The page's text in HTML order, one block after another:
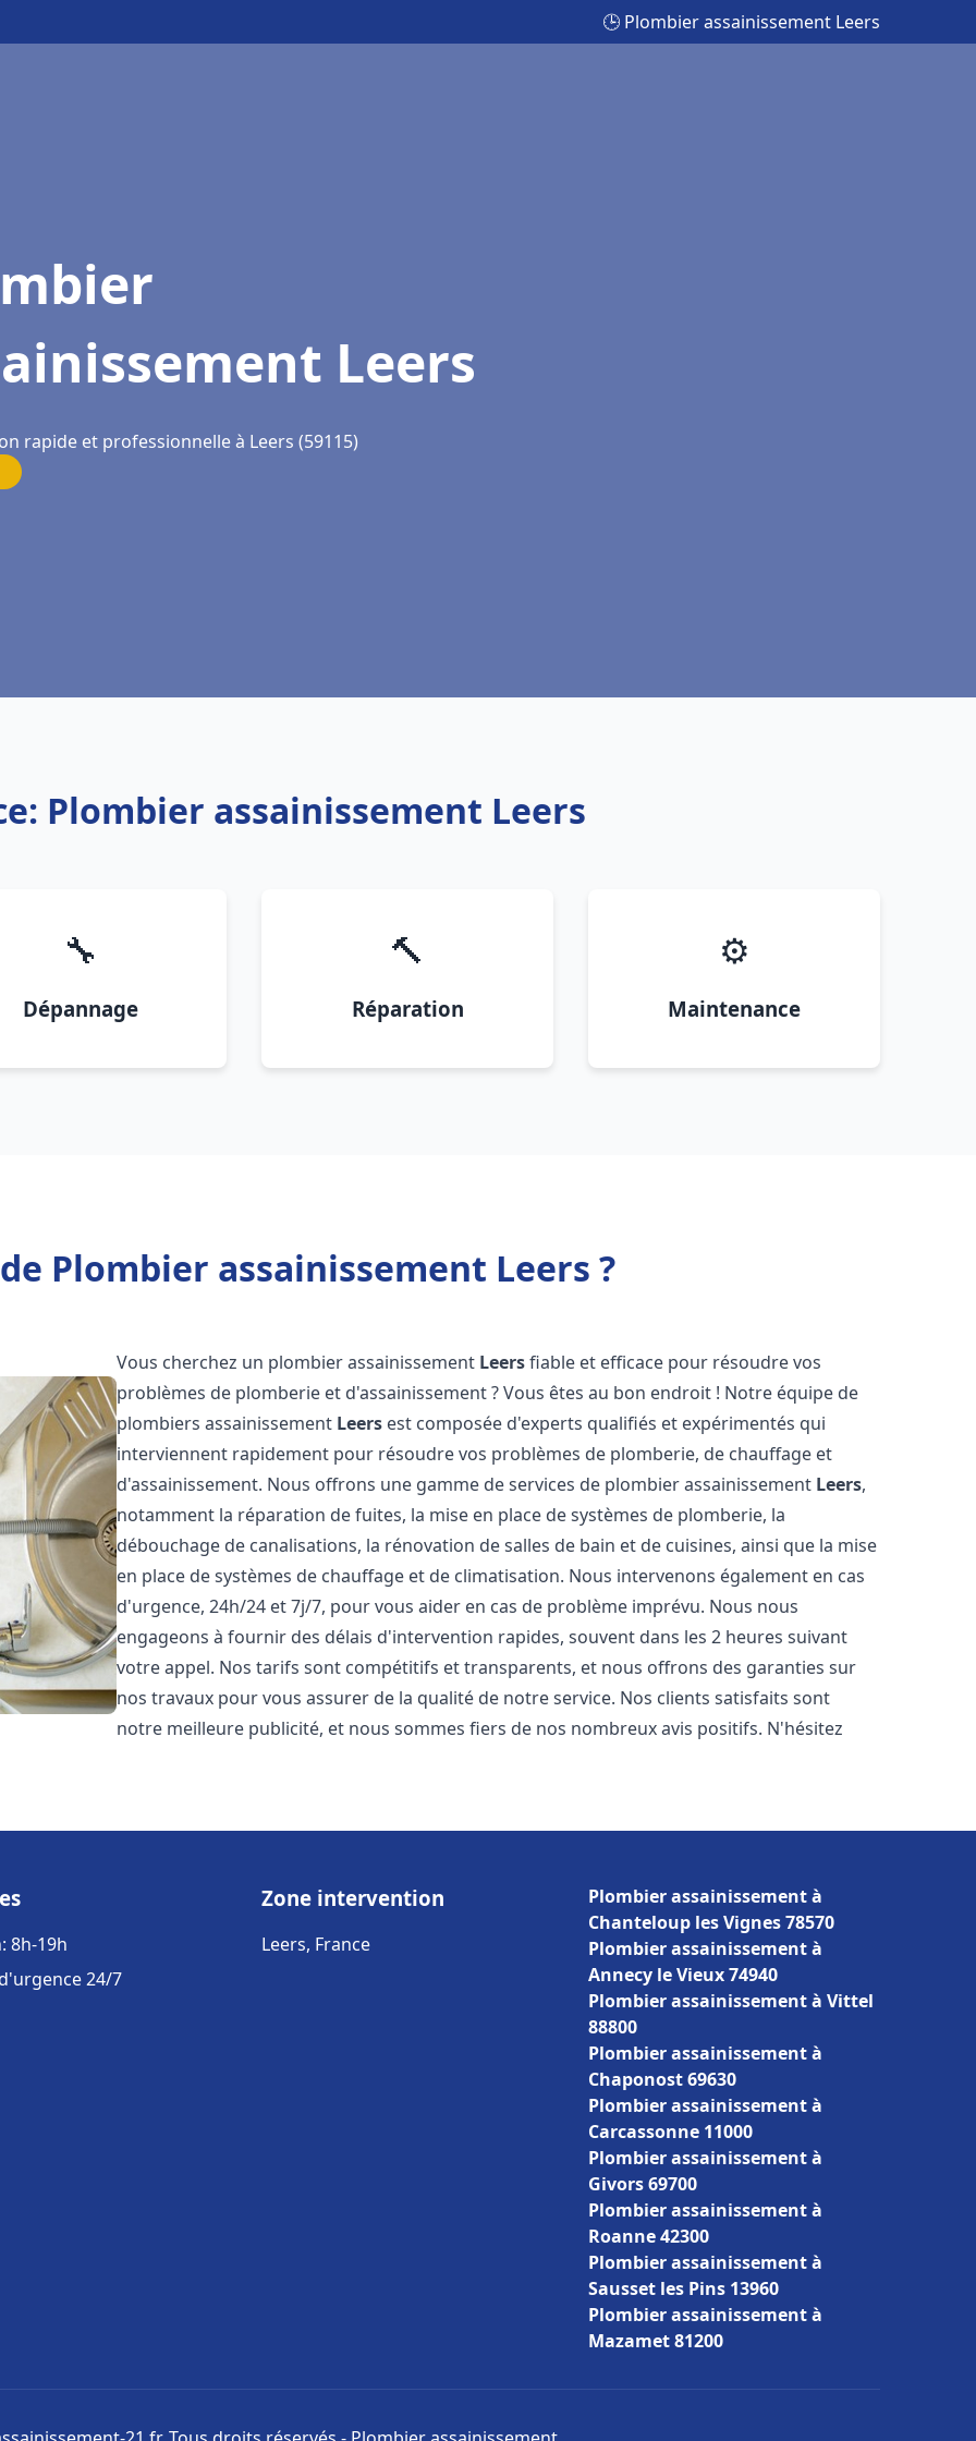
🕒 Plombier assainissement Leers
Leers
rapide et professionnelle à Leers (59115)
Plombier assainissement Leers
🔧
Dépannage
🔨
Réparation
⚙️
Maintenance
Plombier assainissement Leers ?
Vous cherchez un plombier assainissement Leersfiable et efficace pour résoudre vos
problèmes de plomberie et d'assainissement ? Vous êtes au bon endroit ! Notre équipe de
plombiers assainissement Leers est composée d'experts qualifiés et expérimentés qui
interviennent rapidement pour résoudre vos problèmes de plomberie, de chauffage et
d'assainissement. Nous offrons une gamme de services de plombier assainissement Leers,
notamment la réparation de fuites, la mise en place de systèmes de plomberie, la
débouchage de canalisations, la rénovation de salles de bain et de cuisines, ainsi que la mise
en place de systèmes de chauffage et de climatisation. Nous intervenons également en cas
d'urgence, 24h/24 et 7j/7, pour vous aider en cas de problème imprévu. Nous nous
engageons à fournir des délais d'intervention rapides, souvent dans les 2 heures suivant
votre appel. Nos tarifs sont compétitifs et transparents, et nous offrons des garanties sur
nos travaux pour vous assurer de la qualité de notre service. Nos clients satisfaits sont
notre meilleure publicité, et nous sommes fiers de nos nombreux avis positifs. N'hésitez
8h-19h
24/7
Zone intervention
Leers, France
Plombier assainissement à
Chanteloup les Vignes 78570
Plombier assainissement à
Annecy le Vieux 74940
Plombier assainissement à Vittel
88800
Plombier assainissement à
Chaponost 69630
Plombier assainissement à
Carcassonne 11000
Plombier assainissement à
Givors 69700
Plombier assainissement à
Roanne 42300
Plombier assainissement à
Sausset les Pins 13960
Plombier assainissement à
Mazamet 81200